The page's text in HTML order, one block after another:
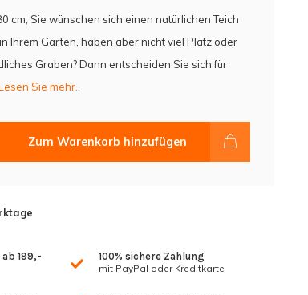
cm, Sie wünschen sich einen natürlichen Teich
Ihrem Garten, haben aber nicht viel Platz oder
Graben? Dann entscheiden Sie sich für
Sie mehr..
Zum Warenkorb hinzufügen
199,-
100% sichere Zahlung
mit PayPal oder Kreditkarte